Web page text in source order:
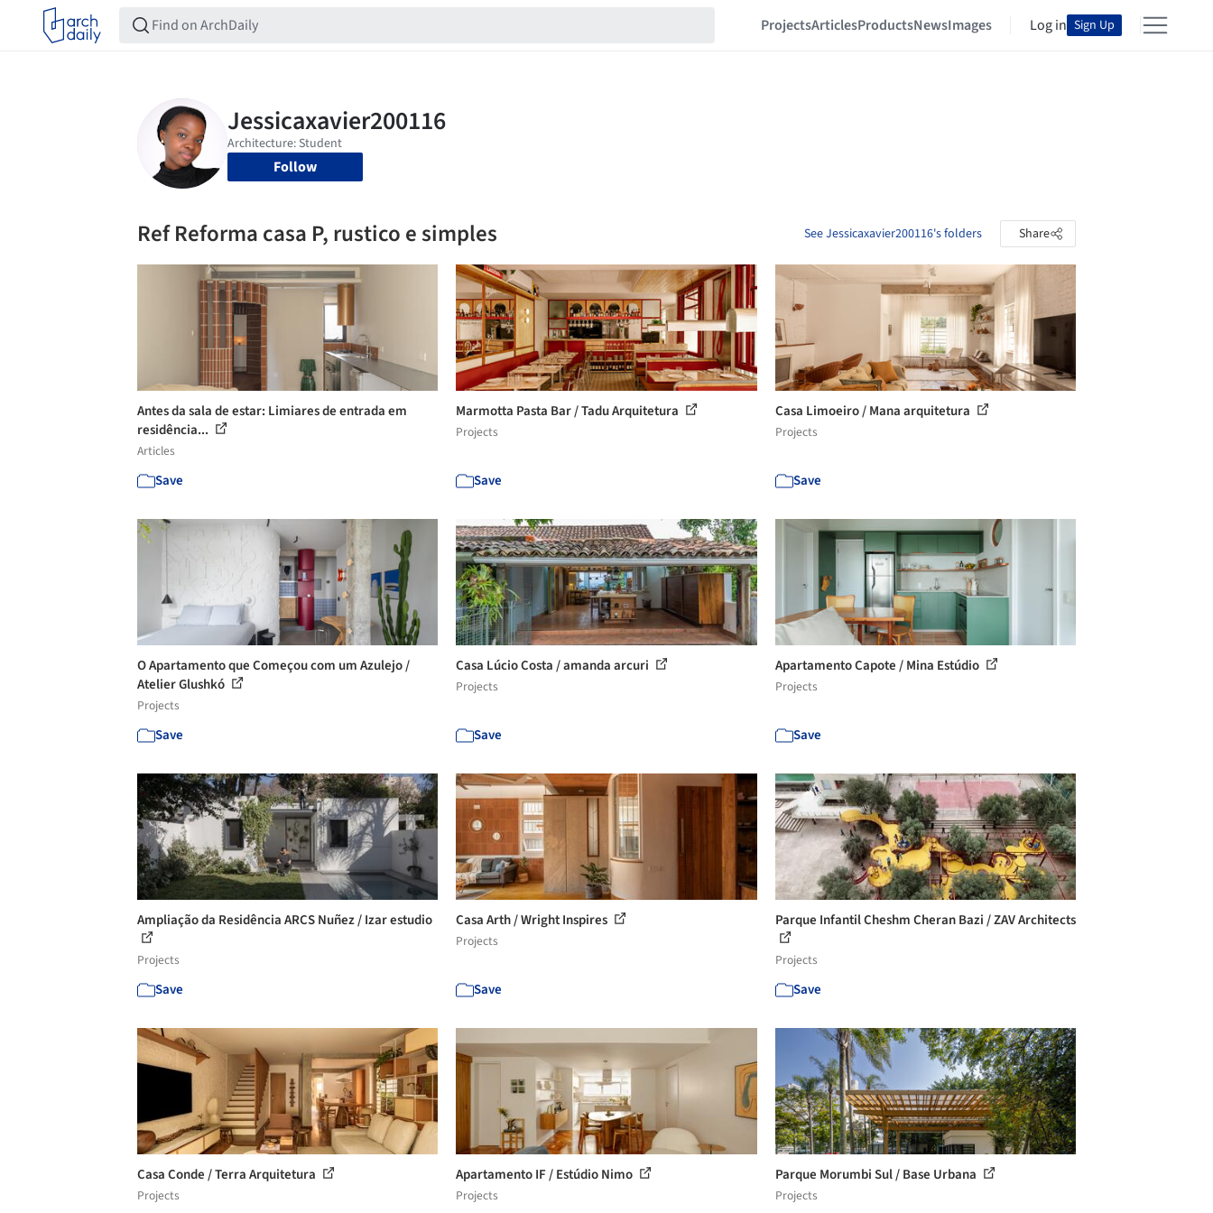
ProjectsArticlesProductsNewsImages Log in Sign Up
Follow
Ref Reforma casa P, rustico e simples See Jessicaxavier200116's folders Share
Antes da sala de estar: Limiares de entrada em
residência...
Articles
Save
Marmotta Pasta Bar / Tadu Arquitetura
Projects
Save
Casa Limoeiro / Mana arquitetura
Projects
Save
O Apartamento que Começou com um Azulejo /
Atelier Glushkó
Projects
Save
Casa Lúcio Costa / amanda arcuri
Projects
Save
Apartamento Capote / Mina Estúdio
Projects
Save
Ampliação da Residência ARCS Nuñez / Izar estudio
Projects
Save
Casa Arth / Wright Inspires
Projects
Save
Parque Infantil Cheshm Cheran Bazi / ZAV Architects
Projects
Save
Casa Conde / Terra Arquitetura
Projects
Apartamento IF / Estúdio Nimo
Projects
Parque Morumbi Sul / Base Urbana
Projects